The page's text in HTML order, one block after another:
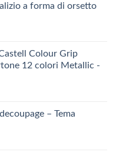
a forma di orsetto
Colour Grip
12 colori Metallic -
– Tema